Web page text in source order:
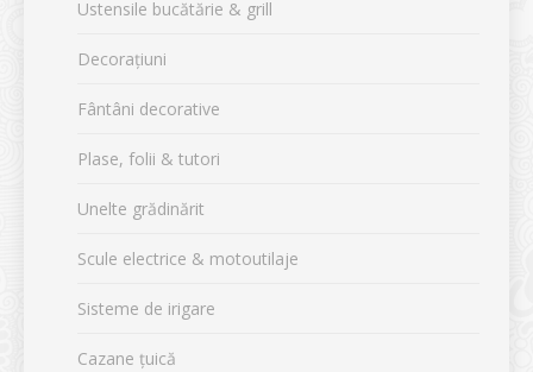
Ustensile bucătărie & grill
Decorațiuni
Fântâni decorative
Plase, folii & tutori
Unelte grădinărit
Scule electrice & motoutilaje
Sisteme de irigare
Cazane țuică